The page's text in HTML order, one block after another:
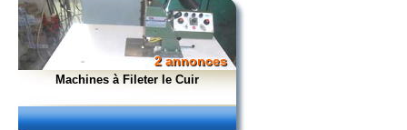
2 annonces
Machines à Fileter le Cuir